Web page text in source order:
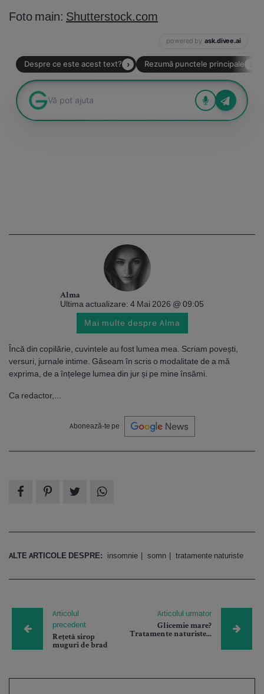
Foto main: Shutterstock.com
Alma
Ultima actualizare: 4 Mai 2026 @ 09:05
Mai multe despre Alma
Încă din copilărie, cuvintele au fost lumea mea. Scriam povești,
versuri, jurnale intime. Găseam în scris o modalitate de a mă
exprima, de a înțelege lumea din jur și pe mine însămi.
Ca redactor,...
Abonează-te pe
ALTE ARTICOLE DESPRE: insomnie somn tratamente naturiste
Articolul
precedent
Rețetă sirop
muguri de brad
Articolul urmator
Glicemie mare?
Tratamente naturiste...